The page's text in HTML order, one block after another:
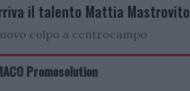
il talento Mattia Mastrovito
colpo a centrocampo
Promosolution